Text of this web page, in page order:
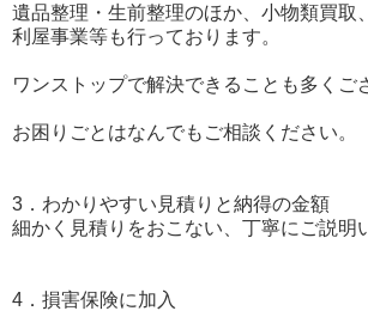
遺品整理・生前整理のほか、小物類買取
利屋事業等も行っております。
ワンストップで解決できることも多くご
お困りごとはなんでもご相談ください。
3．わかりやすい見積りと納得の金額
細かく見積りをおこない、丁寧にご説明
4．損害保険に加入